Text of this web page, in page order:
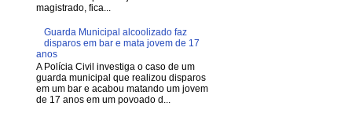
magistrado, fica...
Guarda Municipal alcoolizado faz
disparos em bar e mata jovem de 17
anos
A Polícia Civil investiga o caso de um
guarda municipal que realizou disparos
em um bar e acabou matando um jovem
de 17 anos em um povoado d...